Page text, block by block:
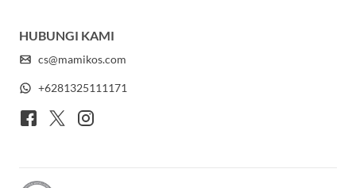
HUBUNGI KAMI
cs@mamikos.com
+6281325111171